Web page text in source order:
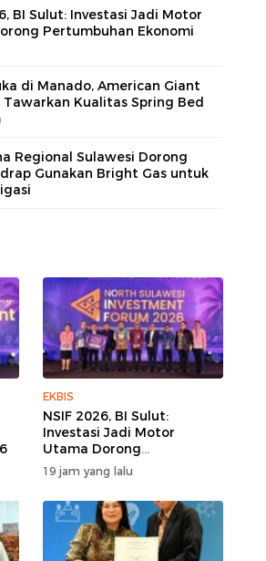
BI Sulut: Investasi Jadi Motor
Pertumbuhan Ekonomi
di Manado, American Giant
Kualitas Spring Bed
Regional Sulawesi Dorong
Gunakan Bright Gas untuk
EKBIS
NSIF 2026, BI Sulut:
Investasi Jadi Motor
Utama Dorong
Pertumbuhan Ekonomi
Sulut
19 jam yang lalu